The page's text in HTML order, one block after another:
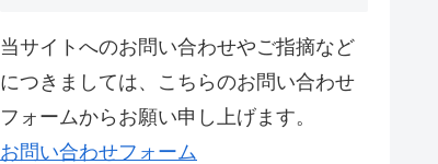
当サイトへのお問い合わせやご指摘など
につきましては、こちらのお問い合わせ
フォームからお願い申し上げます。
お問い合わせフォーム